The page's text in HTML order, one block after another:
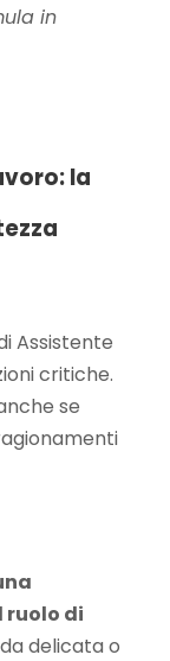
in
la
Assistente
critiche.
se
ruolo di
delicata o